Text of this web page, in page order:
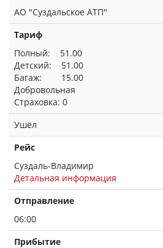
АО "Суздальское АТП"
Тариф
Полный: 51.00
Детский: 51.00
Багаж: 15.00
Добровольная
Страховка: 0
Ушёл
Рейс
Суздаль-Владимир
Детальная информация
Отправление
06:00
Прибытие